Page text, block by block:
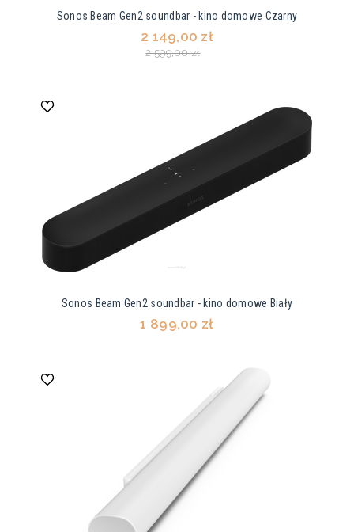
Sonos Beam Gen2 soundbar - kino domowe Czarny
2 149,00 zł
2 599,00 zł
Sonos Beam Gen2 soundbar - kino domowe Biały
1 899,00 zł